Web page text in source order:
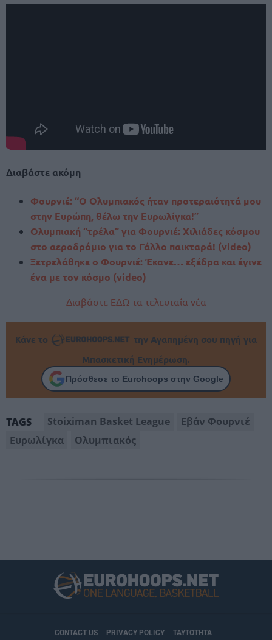
Διαβάστε ακόμη
Φουρνιέ: “Ο Ολυμπιακός ήταν προτεραιότητά μου
στην Ευρώπη, θέλω την Ευρωλίγκα!”
Ολυμπιακή “τρέλα” για Φουρνιέ: Χιλιάδες κόσμου
στο αεροδρόμιο για το Γάλλο παικταρά! (video)
Ξετρελάθηκε ο Φουρνιέ: Έκανε… εξέδρα και έγινε
ένα με τον κόσμο (video)
Διαβάστε ΕΔΩ τα τελευταία νέα
Κάνε το
την Αγαπημένη σου πηγή για
Μπασκετική Ενημέρωση.
Πρόσθεσε το Eurohoops στην Google
TAGS Stoiximan Basket League
Εβάν Φουρνιέ
Ευρωλίγκα
Ολυμπιακός
CONTACT US PRIVACY POLICY ΤΑΥΤΟΤΗΤΑ